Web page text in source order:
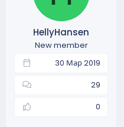
HellyHansen
New member
30 Мар 2019
29
0